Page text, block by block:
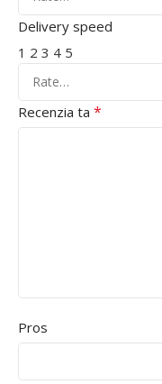
Delivery speed
1 2 3 4 5
Recenzia ta *
Pros